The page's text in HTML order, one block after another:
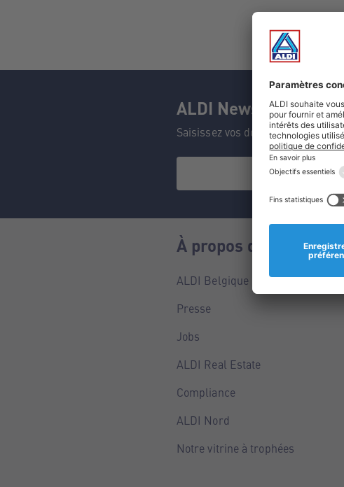
ALDI Newsletter
Saisissez vos données et ne
À propos de nous
ALDI Belgique
Presse
Jobs
ALDI Real Estate
Compliance
ALDI Nord
Notre vitrine à trophées